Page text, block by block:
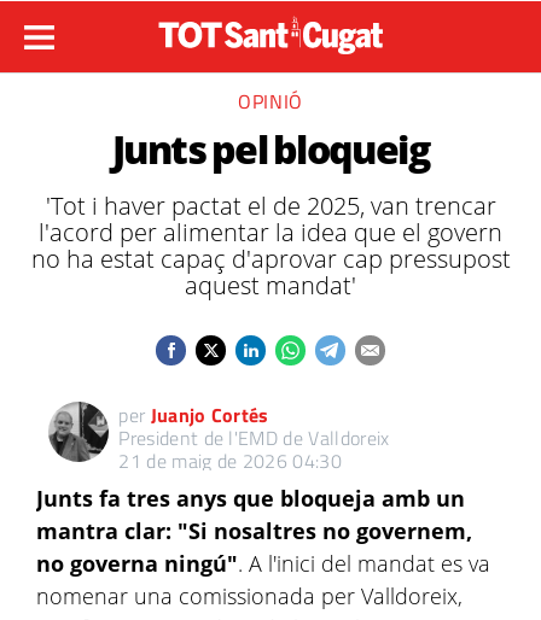
OPINIÓ
Junts pel bloqueig
'Tot i haver pactat el de 2025, van trencar
l'acord per alimentar la idea que el govern
no ha estat capaç d'aprovar cap pressupost
aquest mandat'
per Juanjo Cortés
President de l'EMD de Valldoreix
21 de maig de 2026 04:30
Junts fa tres anys que bloqueja amb un
mantra clar: "Si nosaltres no governem,
no governa ningú". A l'inici del mandat es va
nomenar una comissionada per Valldoreix,